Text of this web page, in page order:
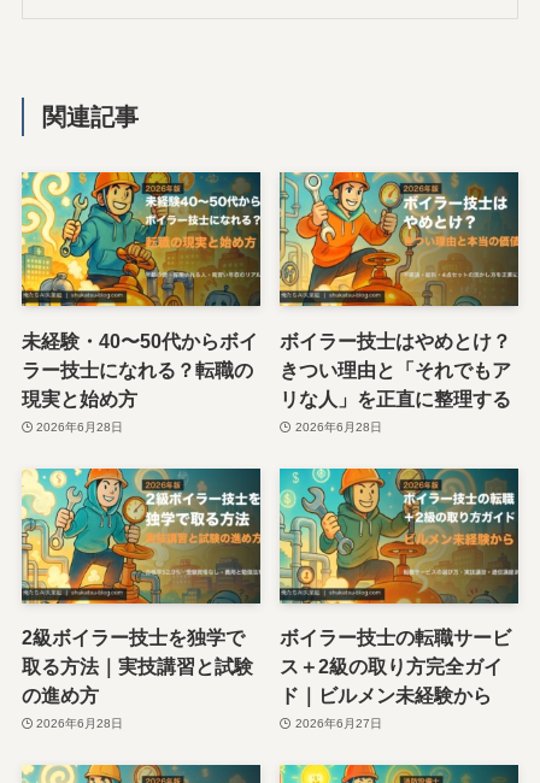
関連記事
未経験・40〜50代からボイ
ラー技士になれる？転職の
現実と始め方
2026年6月28日
ボイラー技士はやめとけ？
きつい理由と「それでもア
リな人」を正直に整理する
2026年6月28日
2級ボイラー技士を独学で
取る方法｜実技講習と試験
の進め方
2026年6月28日
ボイラー技士の転職サービ
ス＋2級の取り方完全ガイ
ド｜ビルメン未経験から
2026年6月27日